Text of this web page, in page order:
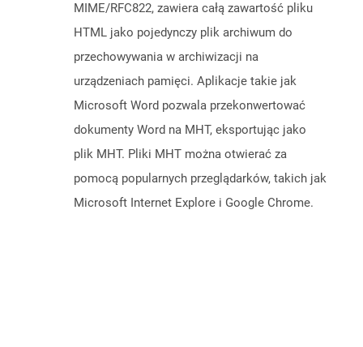
MIME/RFC822, zawiera całą zawartość pliku
HTML jako pojedynczy plik archiwum do
przechowywania w archiwizacji na
urządzeniach pamięci. Aplikacje takie jak
Microsoft Word pozwala przekonwertować
dokumenty Word na MHT, eksportując jako
plik MHT. Pliki MHT można otwierać za
pomocą popularnych przeglądarków, takich jak
Microsoft Internet Explore i Google Chrome.